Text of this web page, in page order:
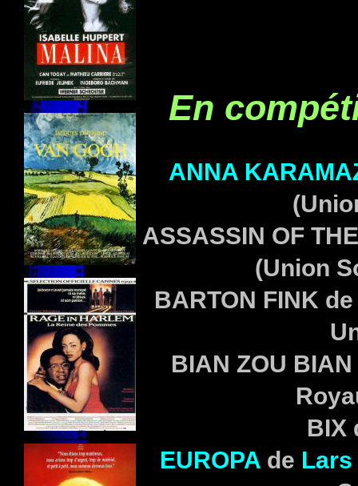
En
ANNA
ASSASSIN OF
(Union
BARTON FINK
BIAN ZOU
BIX
EUROPA de Lars